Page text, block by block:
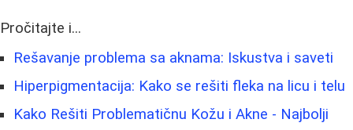
Pročitajte i...
Rešavanje problema sa aknama: Iskustva i saveti
Hiperpigmentacija: Kako se rešiti fleka na licu i telu
Kako Rešiti Problematičnu Kožu i Akne - Najbolji